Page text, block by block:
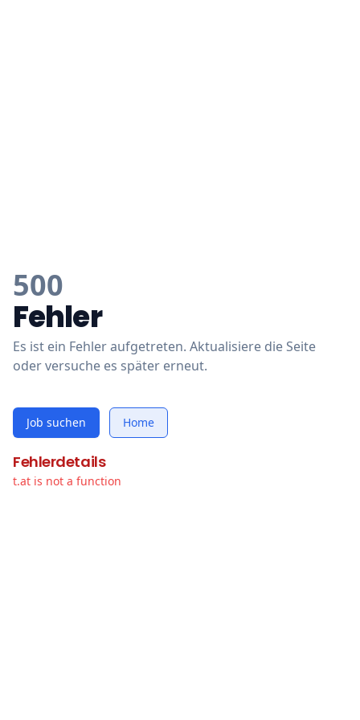
500
Fehler
Es ist ein Fehler aufgetreten. Aktualisiere die Seite
oder versuche es später erneut.
Job suchen Home
Fehlerdetails
t.at is not a function